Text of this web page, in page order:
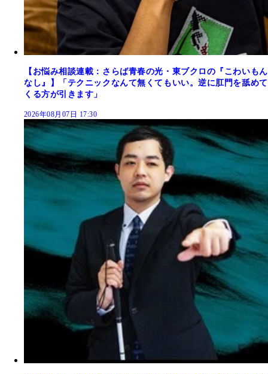
【お悩み相談連載：さらば青春の光・東ブクロの『こわいもん
なし』】「テクニックなんて無くてもいい。逆に肛門を舐めて
くる方が引きます」
2026年08月07日 17:30